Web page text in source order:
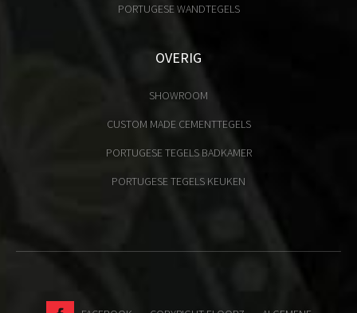
PORTUGESE WANDTEGELS
OVERIG
SHOWROOM
CUSTOM MADE CEMENTTEGELS
PORTUGESE TEGELS BADKAMER
PORTUGESE TEGELS KEUKEN